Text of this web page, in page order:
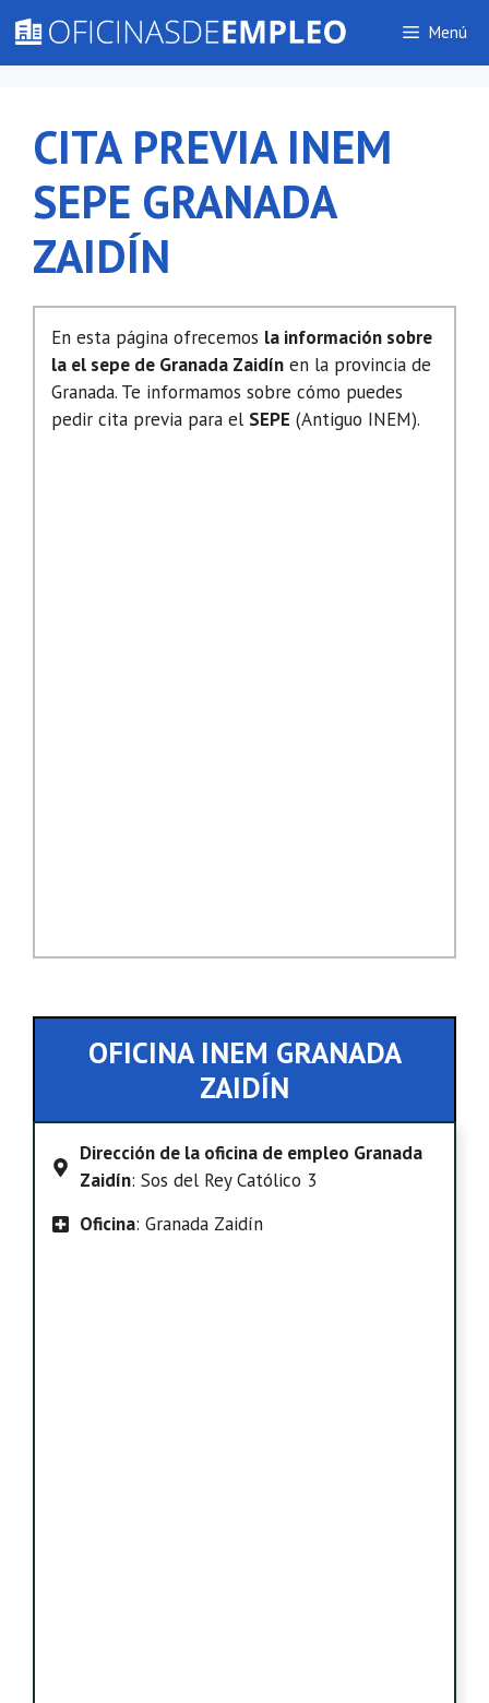
contenido
Menú
CITA PREVIA INEM
SEPE GRANADA
ZAIDÍN
En esta página ofrecemos la información sobre
la el sepe de Granada Zaidín en la provincia de
Granada. Te informamos sobre cómo puedes
pedir cita previa para el SEPE (Antiguo INEM).
OFICINA INEM GRANADA
ZAIDÍN
Dirección de la oficina de empleo Granada
Zaidín: Sos del Rey Católico 3
Oficina: Granada Zaidín